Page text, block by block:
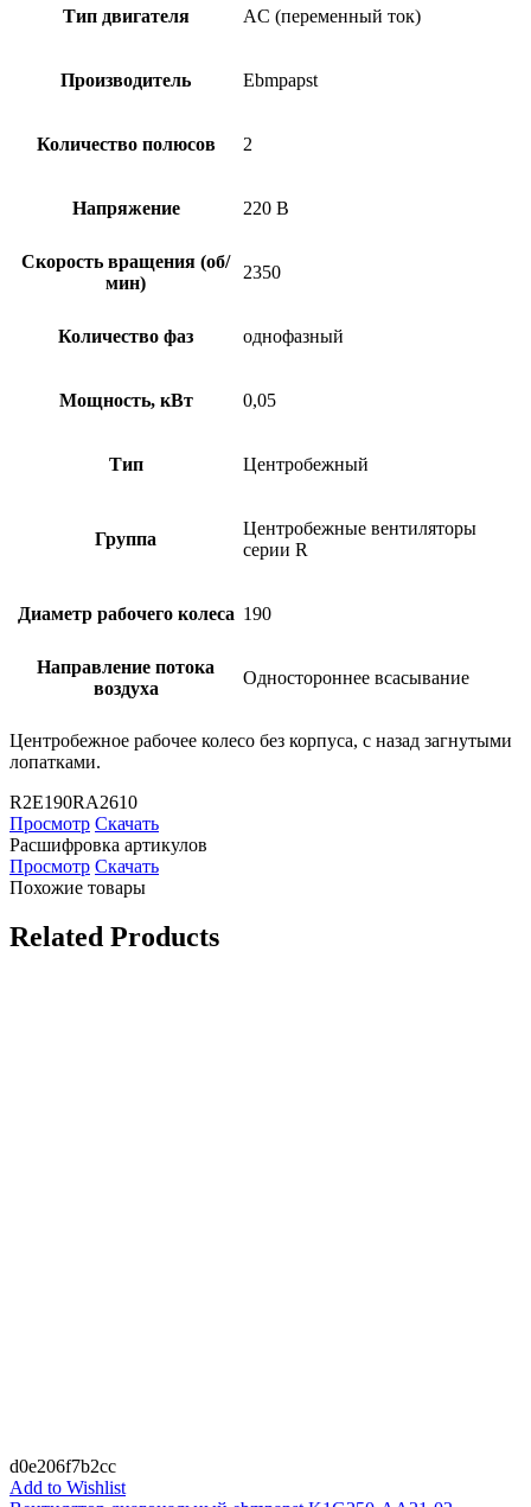
Тип двигателя AC (переменный ток)
Производитель Ebmpapst
Количество полюсов 2
Напряжение 220 В
Скорость вращения (об/
мин)
2350
Количество фаз однофазный
Мощность, кВт 0,05
Тип Центробежный
Группа
Центробежные вентиляторы
серии R
Диаметр рабочего колеса 190
Направление потока
воздуха
Одностороннее всасывание
Центробежное рабочее колесо без корпуса, с назад загнутыми
лопатками.
R2E190RA2610
Просмотр Скачать
Расшифровка артикулов
Просмотр Скачать
Похожие товары
Related Products
d0e206f7b2cc
Add to Wishlist